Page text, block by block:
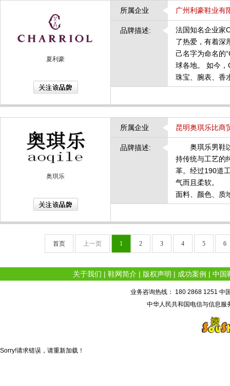
夏利豪
所属企业 广州利豪鞋业有
品牌描述:
法国知名企业家
了热爱，有着深
己名字为命名的
球各地。 如今
珠宝、腕表、香
奥琪乐
所属企业 昆明奥琪乐比商
品牌描述:
奥琪乐男鞋以
持传统与工艺的
革。经过190道
气而且柔软。
面料、颜色、质
首页 上一页 1 2 3 4 5 6
关于我们 | 鞋网简介 | 版权声明 | 成功案例 | 中国
业务咨询热线： 180 2868 1251 中
中华人民共和国电信与信息服
Sorry!请求错误，请重新加载！